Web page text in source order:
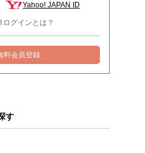
せ
単ログイン一時停止のお知
らせ
らせ
Yahoo! JAPAN ID
ログインとは？
料会員登録
す